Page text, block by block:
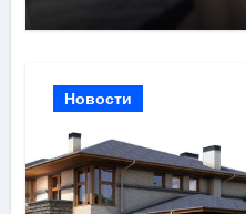
Новости